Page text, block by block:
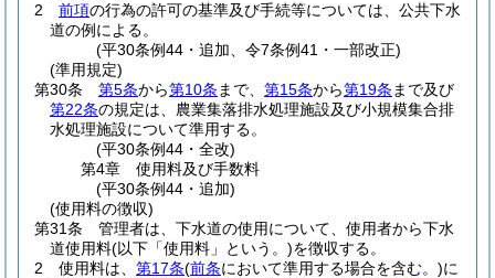
2
前項の行為の許可の基準及び手続等については、公共下水
道の例による。
(平30条例44・追加、令7条例41・一部改正)
(準用規定)
第30条
第5条から第10条 まで、 第15条から第19条 まで及び
第22条の規定は、農業集落排水処理施設及び小規模集合排
水処理施設について準用する。
(平30条例44・全改)
第4章
使用料及び手数料
(平30条例44・追加)
(使用料の徴収)
第31条
管理者は、下水道の使用について、使用者から下水
道使用料(以下「使用料」という。)を徴収する。
2
使用料は、 第17条(前条において準用する場合を含む。)に